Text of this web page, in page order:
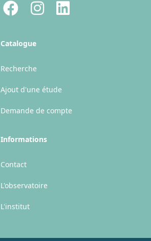
FacebookInstagramLinkedIn
Catalogue
Recherche
Ajout d'une étude
Demande de compte
Informations
Contact
L'observatoire
L'institut